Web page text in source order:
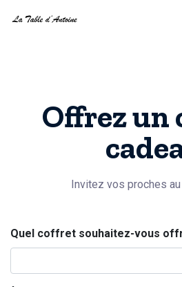
Offrez un
Invitez vos proches
Quel coffret souhaitez-vous